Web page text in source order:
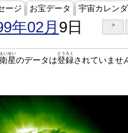
ージ お宝データ 宇宙カレン
年02月 9日 >
衛星
えいせい
のデータは登録
とうろく
されていませ